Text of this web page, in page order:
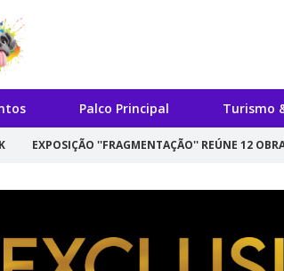
Palco Principal Turismo
''FRAGMENTAÇÃO'' REÚNE 12 OBRAS NO MUSEU